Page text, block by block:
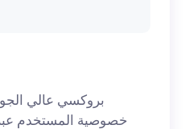
بروكسي عالي
خصوصية المستخدم عبر